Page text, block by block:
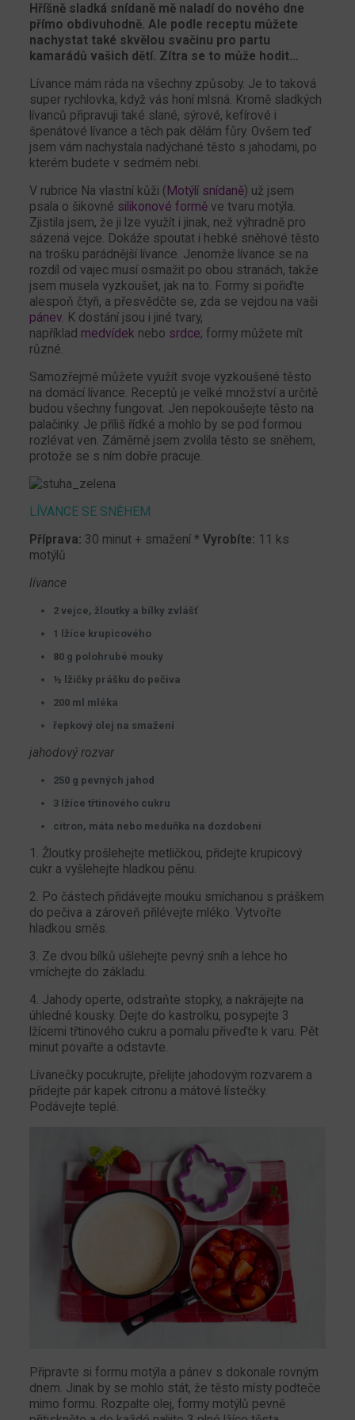
Hříšně sladká snídaně mě naladí do nového dne
přímo obdivuhodně. Ale podle receptu můžete
nachystat také skvělou svačinu pro partu
kamarádů vašich dětí. Zítra se to může hodit…
Lívance mám ráda na všechny způsoby. Je to taková
super rychlovka, když vás honí mlsná. Kromě sladkých
lívanců připravuji také slané, sýrové, kefírové i
špenátové lívance a těch pak dělám fůry. Ovšem teď
jsem vám nachystala nadýchané těsto s jahodami, po
kterém budete v sedmém nebi.
V rubrice Na vlastní kůži ( Motýlí snídaně) už jsem
psala o šikovné silikonové forměve tvaru motýla.
Zjistila jsem, že ji lze využít i jinak, než výhradně pro
sázená vejce. Dokáže spoutat i hebké sněhové těsto
na trošku parádnější lívance. Jenomže lívance se na
rozdíl od vajec musí osmažit po obou stranách, takže
jsem musela vyzkoušet, jak na to. Formy si pořiďte
alespoň čtyři, a přesvědčte se, zda se vejdou na vaši
pánev. K dostání jsou i jiné tvary,
například medvídek nebo srdce; formy můžete mít
různé.
Samozřejmě můžete využít svoje vyzkoušené těsto
na domácí lívance. Receptů je velké množství a určitě
budou všechny fungovat. Jen nepokoušejte těsto na
palačinky. Je příliš řídké a mohlo by se pod formou
rozlévat ven. Záměrně jsem zvolila těsto se sněhem,
protože se s ním dobře pracuje.
LÍVANCE SE SNĚHEM
Příprava: 30 minut + smažení * Vyrobíte: 11 ks
motýlů
lívance
2 vejce, žloutky a bílky zvlášť
1 lžíce krupicového
80 g polohrubé mouky
½ lžičky prášku do pečiva
200 ml mléka
řepkový olej na smažení
jahodový rozvar
250 g pevných jahod
3 lžíce třtinového cukru
citron, máta nebo meduňka na dozdobení
1. Žloutky prošlehejte metličkou, přidejte krupicový
cukr a vyšlehejte hladkou pěnu.
2. Po částech přidávejte mouku smíchanou s práškem
do pečiva a zároveň přilévejte mléko. Vytvořte
hladkou směs.
3. Ze dvou bílků ušlehejte pevný sníh a lehce ho
vmíchejte do základu.
4. Jahody operte, odstraňte stopky, a nakrájejte na
úhledné kousky. Dejte do kastrolku, posypejte 3
lžícemi třtinového cukru a pomalu přiveďte k varu. Pět
minut povařte a odstavte.
Lívanečky pocukrujte, přelijte jahodovým rozvarem a
přidejte pár kapek citronu a mátové lístečky.
Podávejte teplé.
Připravte si formu motýla a pánev s dokonale rovným
dnem. Jinak by se mohlo stát, že těsto místy podteče
mimo formu. Rozpalte olej, formy motýlů pevně